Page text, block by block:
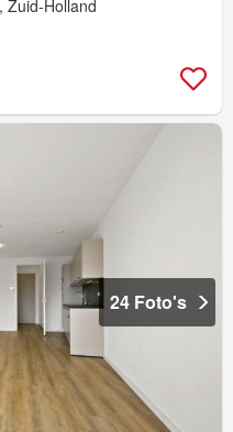
Zuid-Holland
24 Foto's